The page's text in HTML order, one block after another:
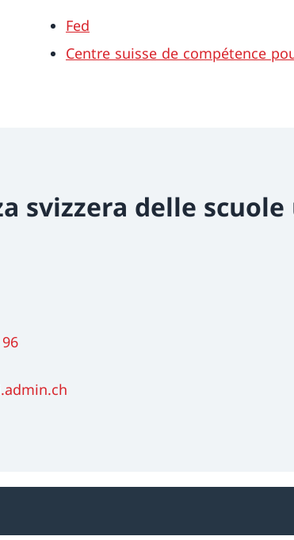
Fed
Centre suisse de compétence
svizzera delle